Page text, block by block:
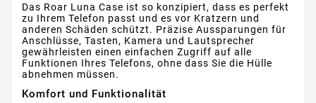
Das Roar Luna Case ist so konzipiert, dass es perfekt
zu Ihrem Telefon passt und es vor Kratzern und
anderen Schäden schützt. Präzise Aussparungen für
Anschlüsse, Tasten, Kamera und Lautsprecher
gewährleisten einen einfachen Zugriff auf alle
Funktionen Ihres Telefons, ohne dass Sie die Hülle
abnehmen müssen.
Komfort und Funktionalität